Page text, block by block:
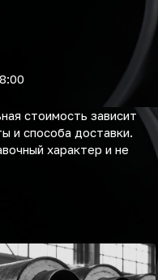
стоимость зависит
и способа доставки.
характер и не